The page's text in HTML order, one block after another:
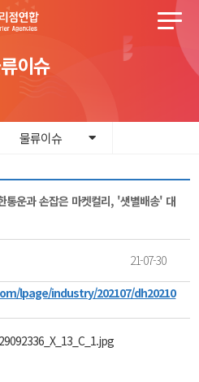
이슈
물류이슈
통운과 손잡은 마켓컬리, '샛별배송' 대
21-07-30
lpage/industry/202107/dh20210